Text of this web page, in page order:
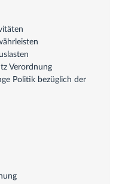
Verordnung
Politik bezüglich der